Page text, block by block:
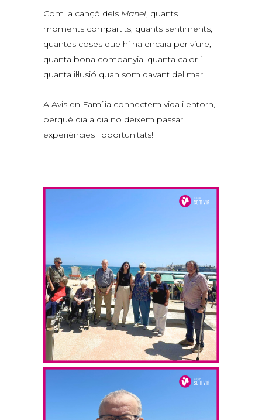
Com la cançó dels Manel, quants
moments compartits, quants sentiments,
quantes coses que hi ha encara per viure,
quanta bona companyia, quanta calor i
quanta il·lusió quan som davant del mar.
A Avis en Família connectem vida i entorn,
perquè dia a dia no deixem passar
experiències i oportunitats!